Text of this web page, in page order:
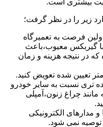
زیر را در نظر گرفت؛
فرصت به تعمیرگاه
گیربکس معیوب،باعث
در نتیجه هزینه و زمان
تعیین شده تعویض کنید.
تری نسبت به سایر خودرو
مانند چراغ زنون،آمپلی
مدارهای الکترونیکی
توصیه نمی شود.